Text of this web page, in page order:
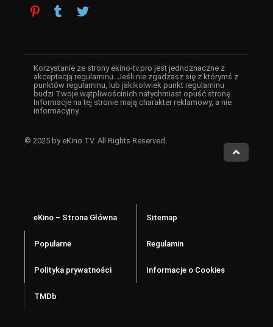
Korzystanie ze strony ekino-tv.pro jest jednoznaczne z
akceptacją regulaminu. Jeśli nie zgadzasz się z którymś z
punktów regulaminu, lub jakikolwiek punkt regulaminu
budzi Twoje wątpliwościnich natychmiast opuść stronę.
Informacje na tej stronie mają charakter reklamowy, a nie
informacyjny.
© 2025 by eKino TV. All Rights Reserved.
eKino – Strona Główna Sitemap
Popularne Regulamin
Polityka prywatności Informacje o Cookies
TMDb